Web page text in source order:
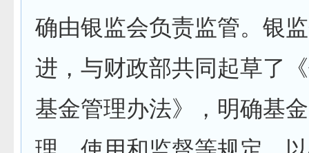
确由银监会负责监管。银
进，与财政部共同起草了
基金管理办法》，明确基